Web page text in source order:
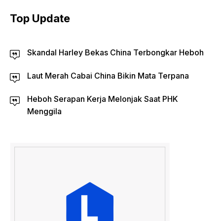
Top Update
Skandal Harley Bekas China Terbongkar Heboh
Laut Merah Cabai China Bikin Mata Terpana
Heboh Serapan Kerja Melonjak Saat PHK
Menggila